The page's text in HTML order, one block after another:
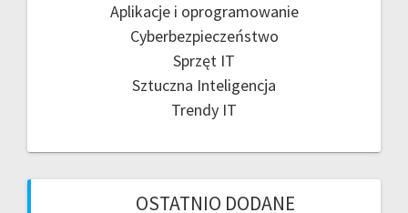
Aplikacje i oprogramowanie
Cyberbezpieczeństwo
Sprzęt IT
Sztuczna Inteligencja
Trendy IT
OSTATNIO DODANE